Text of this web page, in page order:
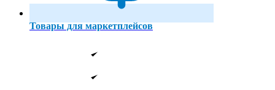
Товары для маркетплейсов